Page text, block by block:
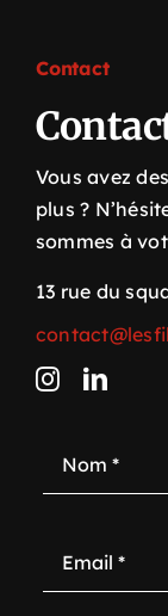
Contact
Vous avez
plus ?
sommes à
13 rue du